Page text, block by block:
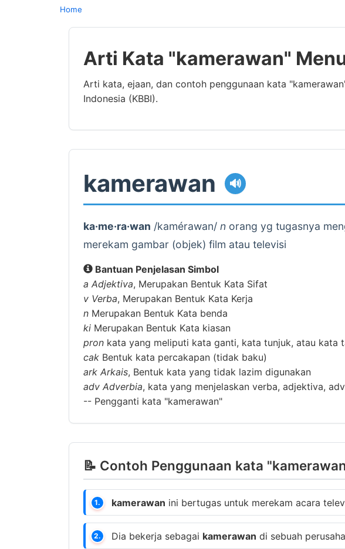
Home
Arti Kata "kamerawan"
Arti kata, ejaan, dan contoh penggunaan kata
Indonesia (KBBI).
kamerawan 🔊
ka·me·ra·wan /kamérawan/ n orang yg tugasnya
merekam gambar (objek) film atau televisi
Bantuan Penjelasan Simbol
a Adjektiva, Merupakan Bentuk Kata Sifat
v Verba, Merupakan Bentuk Kata Kerja
n Merupakan Bentuk Kata benda
ki Merupakan Bentuk Kata kiasan
pron kata yang meliputi kata ganti, kata tunjuk, atau kata
cak Bentuk kata percakapan (tidak baku)
ark Arkais, Bentuk kata yang tidak lazim digunakan
adv Adverbia, kata yang menjelaskan verba, adjektiva,
-- Pengganti kata "kamerawan"
📝 Contoh Penggunaan kata
1. kamerawan ini bertugas untuk merekam acara
2. Dia bekerja sebagai kamerawan di sebuah